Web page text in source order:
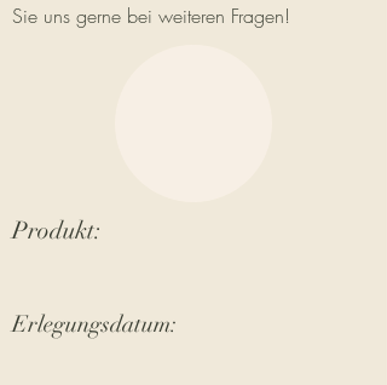
Sie uns gerne bei weiteren Fragen!
Produkt:
Erlegungsdatum: